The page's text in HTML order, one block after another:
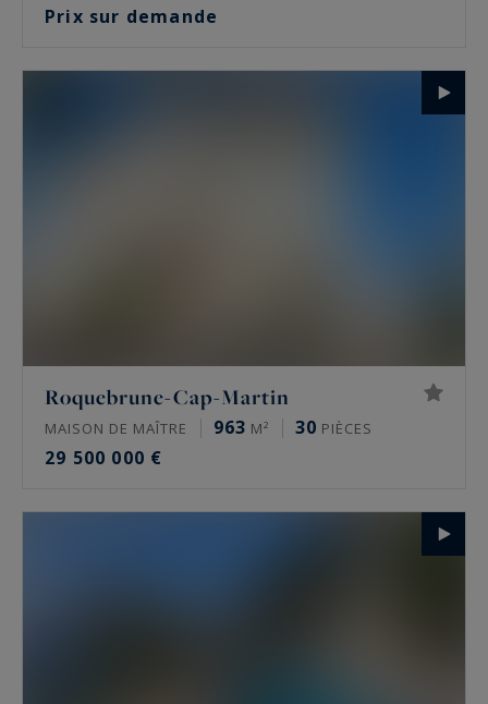
Prix sur demande
Roquebrune-Cap-Martin
MAISON DE MAÎTRE 963 M² 30 PIÈCES
29 500 000 €